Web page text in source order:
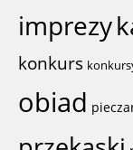
imprezy
konkurs
obiad